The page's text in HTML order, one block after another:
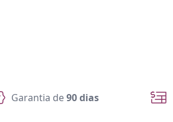
Garantia de90 dias